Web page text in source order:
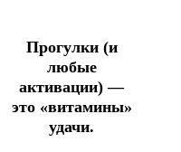
Прогулки (и
любые
активации) —
это «витамины»
удачи.